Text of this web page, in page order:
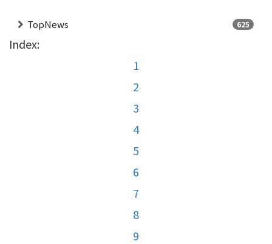
TopNews 625
Index:
1
2
3
4
5
6
7
8
9